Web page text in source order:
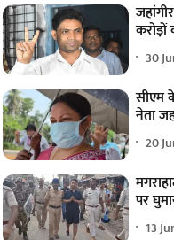
करोड़ों
30
सीएम
नेता
20
पर
13